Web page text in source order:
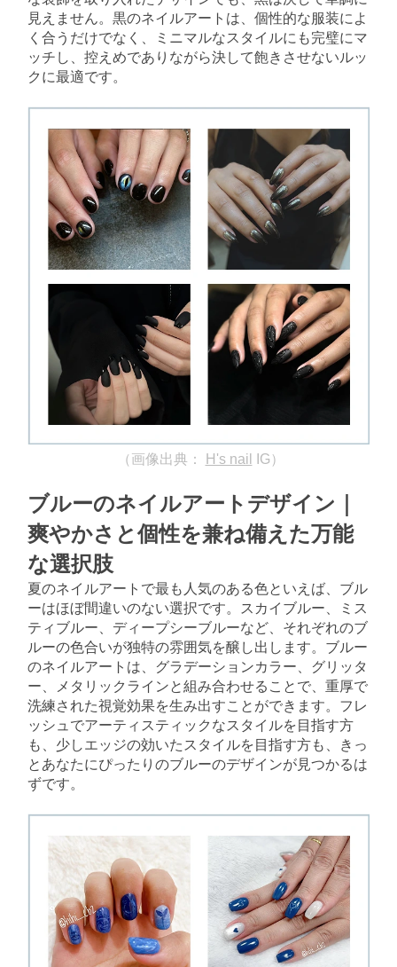
見えません。黒のネイルアートは、個性的な服装によ
く合うだけでなく、ミニマルなスタイルにも完璧にマ
ッチし、控えめでありながら決して飽きさせないルッ
クに最適です。
（画像出典： H's nail IG）
ブルーのネイルアートデザイン｜
爽やかさと個性を兼ね備えた万能
な選択肢
夏のネイルアートで最も人気のある色といえば、ブル
ーはほぼ間違いのない選択です。スカイブルー、ミス
ティブルー、ディープシーブルーなど、それぞれのブ
ルーの色合いが独特の雰囲気を醸し出します。ブルー
のネイルアートは、グラデーションカラー、グリッタ
ー、メタリックラインと組み合わせることで、重厚で
洗練された視覚効果を生み出すことができます。フレ
ッシュでアーティスティックなスタイルを目指す方
も、少しエッジの効いたスタイルを目指す方も、きっ
とあなたにぴったりのブルーのデザインが見つかるは
ずです。